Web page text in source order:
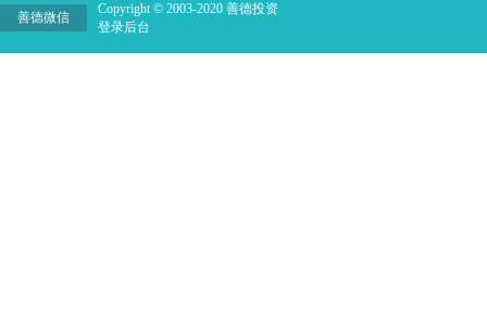
善德微信
Copyright © 2003-2020 善德投资
登录后台